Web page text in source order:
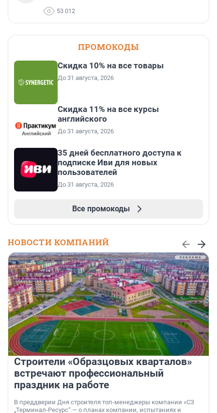
53 012
ПРОМОКОДЫ
Скидка 10% на все товары
До 31 августа, 2026
Скидка 11% на все курсы
английского
До 31 августа, 2026
35 дней бесплатного доступа к
подписке Иви для новых
пользователей
До 31 августа, 2026
Все промокоды
НОВОСТИ КОМПАНИЙ
Строители «Образцовых кварталов»
встречают профессиональный
праздник на работе
В преддверии Дня строителя топ-менеджеры компании «СЗ
„Терминал-Ресурс“ — о планах компании, испытаниях и